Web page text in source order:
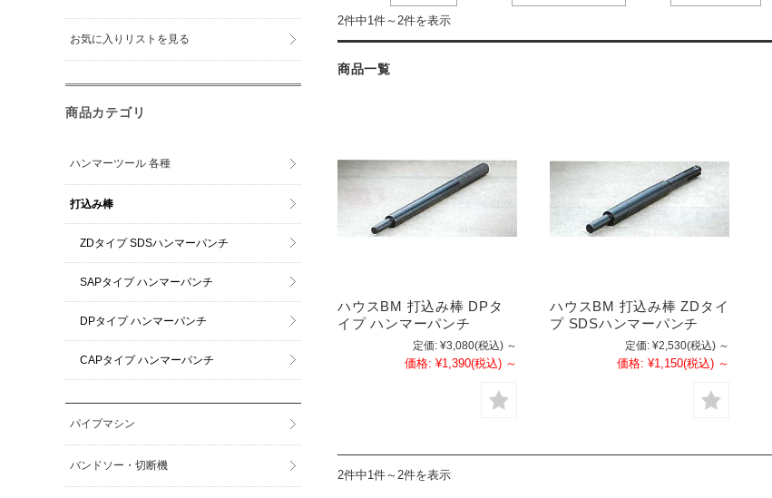
2件中1件～2件を表示
商品一覧
ハウスBM 打込み棒 DPタ
イプ ハンマーパンチ
定価: ¥3,080(税込) ～
価格: ¥1,390(税込) ～
ハウスBM 打込み棒 ZDタイ
プ SDSハンマーパンチ
定価: ¥2,530(税込) ～
価格: ¥1,150(税込) ～
2件中1件～2件を表示
お気に入りリストを見る
商品カテゴリ
ハンマーツール 各種
打込み棒
ZDタイプ SDSハンマーパンチ
SAPタイプ ハンマーパンチ
DPタイプ ハンマーパンチ
CAPタイプ ハンマーパンチ
パイプマシン
バンドソー・切断機